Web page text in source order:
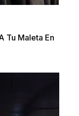
Tu Maleta En